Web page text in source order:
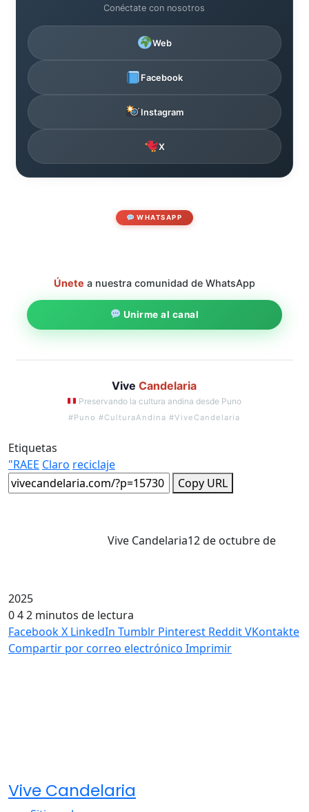
Conéctate con nosotros
Web
Facebook
Instagram
X
WHATSAPP
Únete a nuestra comunidad de WhatsApp
Unirme al canal
ViveCandelaria
Preservando la cultura andina desde Puno
#Puno #CulturaAndina #ViveCandelaria
Etiquetas
"RAEE Claro reciclaje
Copy URL
Vive Candelaria12 de octubre de
2025
042 minutos de lectura
FacebookX LinkedIn Tumblr Pinterest RedditVKontakte
Compartir por correo electrónico Imprimir
Vive Candelaria